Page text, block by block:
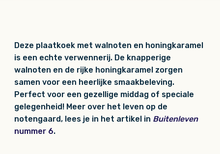
Deze plaatkoek met walnoten en honingkaramel
is een echte verwennerij. De knapperige
walnoten en de rijke honingkaramel zorgen
samen voor een heerlijke smaakbeleving.
Perfect voor een gezellige middag of speciale
gelegenheid! Meer over het leven op de
notengaard, lees je in het artikel in Buitenleven
nummer 6.